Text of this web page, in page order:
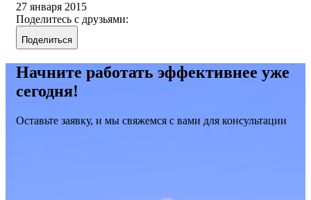
27 января 2015
Поделитесь с друзьями:
Поделиться
Начните работать эффективнее уже
сегодня!
Оставьте заявку, и мы свяжемся с вами для консультации